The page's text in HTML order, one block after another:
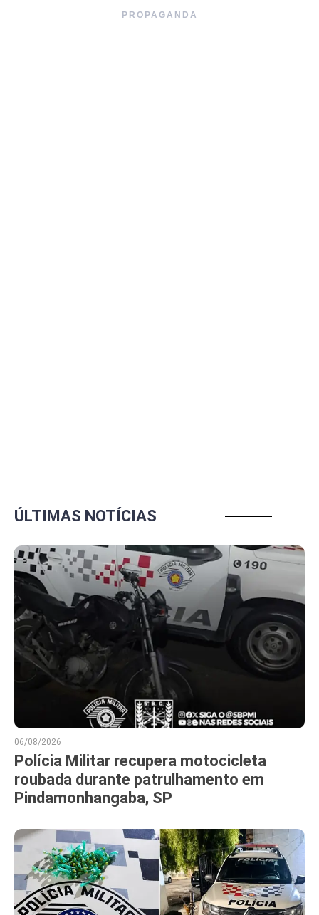
PROPAGANDA
ÚLTIMAS NOTÍCIAS
06/08/2026
Polícia Militar recupera motocicleta
roubada durante patrulhamento em
Pindamonhangaba, SP